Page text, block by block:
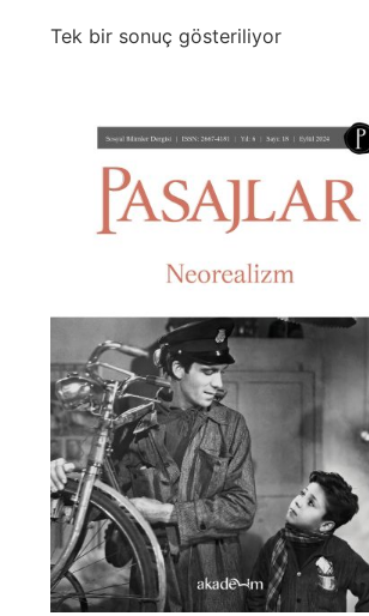
Tek bir sonuç gösteriliyor